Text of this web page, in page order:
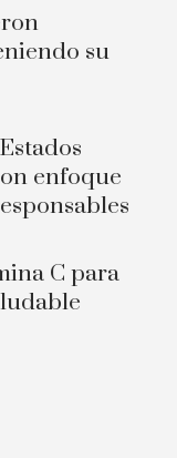
su
enfoque
C para